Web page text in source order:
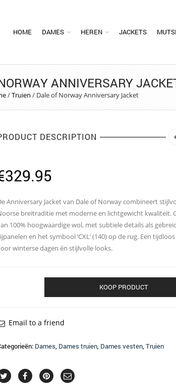
HOME DAMES HEREN JACKETS
ANNIVERSARY
/Truien / Dale of Norway Anniversary Jacket
DESCRIPTION
329.95
Anniversary Jacket van Dale of Norway combineert
breitraditie met moderne en lichtgewicht kwaliteit.
100% hoogwaardige wol, met subtiele details als
en het symbool ‘CXL’ (140) op de rug. Een
winterse dagen én stijlvolle looks.
KOOP PRODUCT
Email to a friend
Dames, Dames truien, Dames vesten, Truien